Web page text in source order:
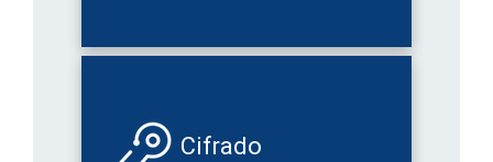
Cifrado